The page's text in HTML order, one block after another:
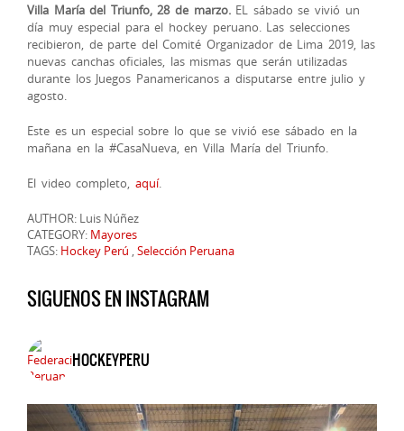
Villa María del Triunfo, 28 de marzo.EL sábado se vivió un
día muy especial para el hockey peruano. Las selecciones
recibieron, de parte del Comité Organizador de Lima 2019, las
nuevas canchas oficiales, las mismas que serán utilizadas
durante los Juegos Panamericanos a disputarse entre julio y
agosto.
Este es un especial sobre lo que se vivió ese sábado en la
mañana en la #CasaNueva, en Villa María del Triunfo.
El video completo, aquí.
AUTHOR: Luis Núñez
CATEGORY: Mayores
TAGS: Hockey Perú ,Selección Peruana
SIGUENOS EN INSTAGRAM
HOCKEYPERU